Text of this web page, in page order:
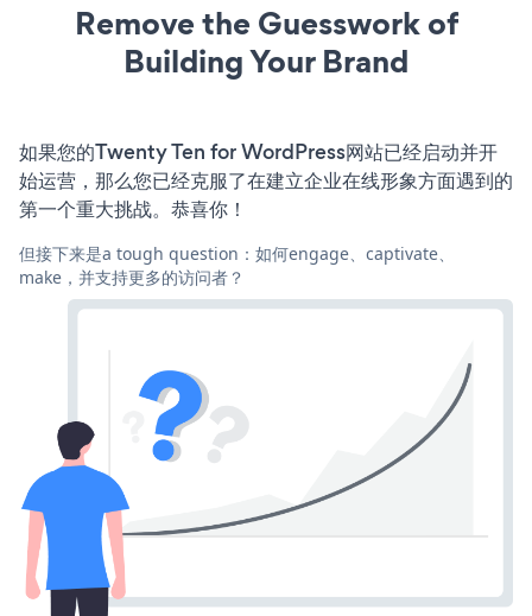
Remove the Guesswork of
Building Your Brand
如果您的Twenty Ten for WordPress网站已经启动并开
始运营，那么您已经克服了在建立企业在线形象方面遇到的
第一个重大挑战。恭喜你！
但接下来是a tough question：如何engage、captivate、
make，并支持更多的访问者？